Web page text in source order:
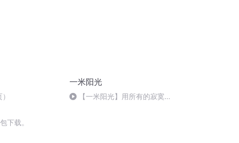
一米阳光
【一米阳光】用所有的寂寞时
下载。